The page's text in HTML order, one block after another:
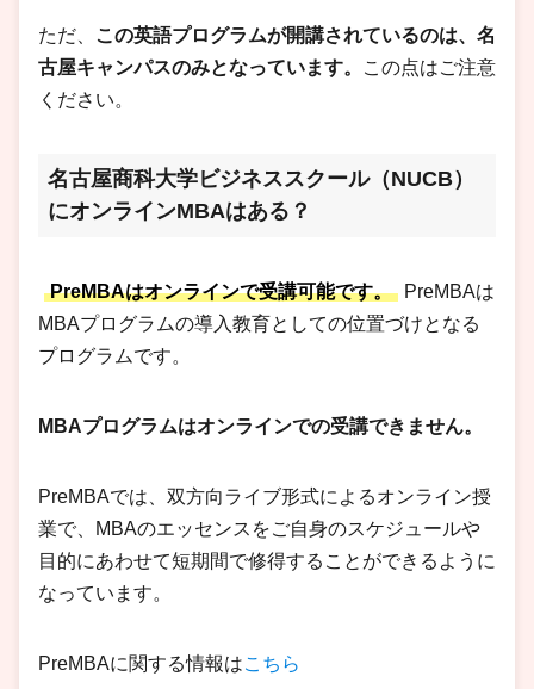
ただ、
この英語プログラムが開講されているのは、名
古屋キャンパスのみとなっています。
この点はご注意
ください。
名古屋商科大学ビジネススクール（NUCB）
にオンラインMBAはある？
PreMBAはオンラインで受講可能です。
PreMBAは
MBAプログラムの導入教育としての位置づけとなる
プログラムです。
MBAプログラムはオンラインでの受講できません。
PreMBAでは、双方向ライブ形式によるオンライン授
業で、MBAのエッセンスをご自身のスケジュールや
目的にあわせて短期間で修得することができるように
なっています。
PreMBAに関する情報はこちら